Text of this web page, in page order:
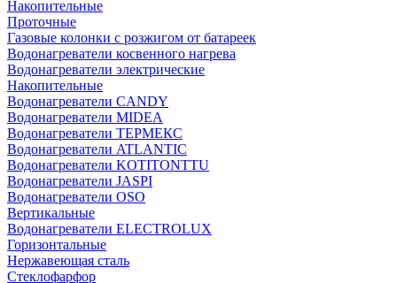
Накопительные
Проточные
Газовые колонки с розжигом от батареек
Водонагреватели косвенного нагрева
Водонагреватели электрические
Накопительные
Водонагреватели CANDY
Водонагреватели MIDEA
Водонагреватели ТЕРМЕКС
Водонагреватели ATLANTIC
Водонагреватели KOTITONTTU
Водонагреватели JASPI
Водонагреватели OSO
Вертикальные
Водонагреватели ELECTROLUX
Горизонтальные
Нержавеющая сталь
Стеклофарфор